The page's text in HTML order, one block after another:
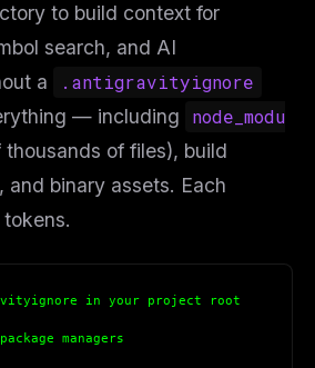
to build context for
search, and AI
a
.antigravityignore
— including
node_modu
thousands of files), build
and binary assets. Each
in your project root
managers